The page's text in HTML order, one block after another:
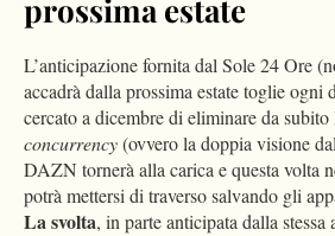
prossima estate
L’anticipazione fornita dal Sole 24 Ore
accadrà dalla prossima estate toglie ogni
cercato a dicembre di eliminare da subito
concurrency(ovvero la doppia visione
DAZN tornerà alla carica e questa volta
potrà mettersi di traverso salvando gli
La svolta, in parte anticipata dalla